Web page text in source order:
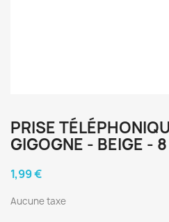
PRISE
GIGOGNE - BEIGE -
1,99 €
Aucune taxe